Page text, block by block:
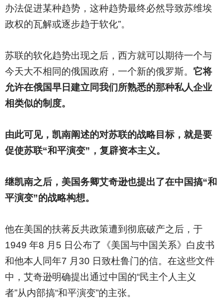
办法促进某种趋势，这种趋势最终必然导致苏维埃
政权的瓦解或逐步趋于软化”。
苏联的软化趋势出现之后，西方就可以期待一个与
今天大不相同的俄国政府，一个新的俄罗斯。 它将
允许在俄国早日建立同我们所熟悉的那种私人企业
相类似的制度。
由此可见，凯南阐述的对苏联的战略目标，就是要
促使苏联“和平演变”，复辟资本主义。
继凯南之后，美国务卿艾奇逊也提出了在中国搞“和
平演变”的战略构想。
他在美国的扶蒋反共政策遭到彻底破产之后，于
1949 年8 月5 日公布了《美国与中国关系》白皮书
和他本人同年7 月30 日致杜鲁门的信。在这些文件
中，艾奇逊明确提出通过中国的“民主个人主义
者”从内部搞“和平演变”的主张。